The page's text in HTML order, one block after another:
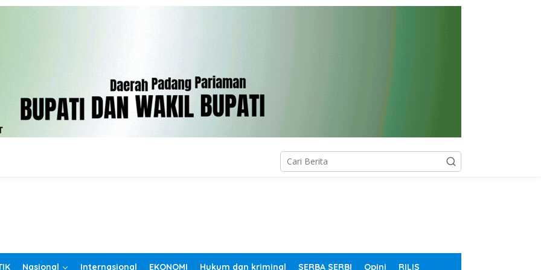
Nasional Internasional EKONOMI Hukum dan kriminal SERBA SERBI Opini RILIS